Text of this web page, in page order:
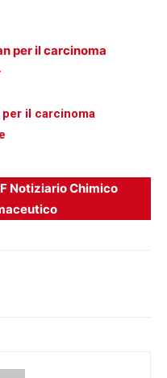
per il carcinoma
per il carcinoma
Notiziario Chimico